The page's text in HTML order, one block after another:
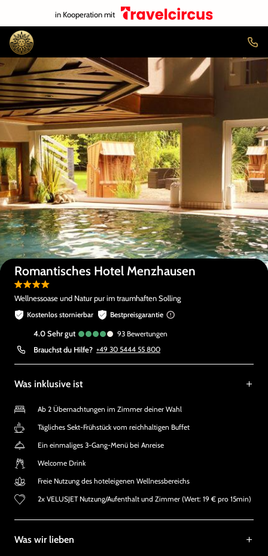
in Kooperation mit
Auf der Karte anzeigen
Romantisches Hotel Menzhausen
Wellnessoase und Natur pur im traumhaften Solling
Kostenlos stornierbar Bestpreisgarantie
4.0 sehr gut 93 Bewertungen
Brauchst du Hilfe? +49 30 5444 55 800
Was inklusive ist
Ab 2 Übernachtungen im Zimmer deiner Wahl
Tägliches Sekt-Frühstück vom reichhaltigen Buffet
Ein einmaliges 3-Gang-Menü bei Anreise
Welcome Drink
Freie Nutzung des hoteleigenen Wellnessbereichs
2x VELUSJET Nutzung/Aufenthalt und Zimmer (Wert: 19 € pro 15min)
Was wir lieben